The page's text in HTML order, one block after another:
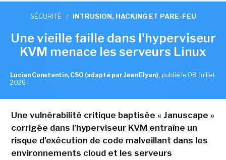
SÉCURITÉ / INTRUSION, HACKING ET PARE-FEU
Une vieille faille dans l'hyperviseur
KVM menace les serveurs Linux
Lucian Constantin, CSO (adapté par Jean Elyan) , publié le 08 Juillet
2026
Une vulnérabilité critique baptisée « Januscape »
corrigée dans l'hyperviseur KVM entraîne un
risque d'exécution de code malveillant dans les
environnements cloud et les serveurs